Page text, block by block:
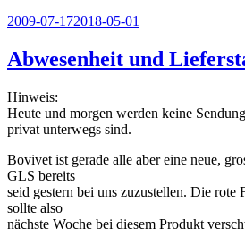
Veröffentlicht
2009-07-172018-05-01
Abwesenheit und
Hinweis:
Heute und morgen werden keine
privat unterwegs sind.
Bovivet ist gerade alle aber eine neue,
GLS bereits
seid gestern bei uns zuzustellen. Die rote
sollte also
nächste Woche bei diesem Produkt